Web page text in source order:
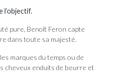
l’objectif.
pure, Benoît Feron capte
dans toute sa majesté.
marques du temps ou de
cheveux enduits de beurre et